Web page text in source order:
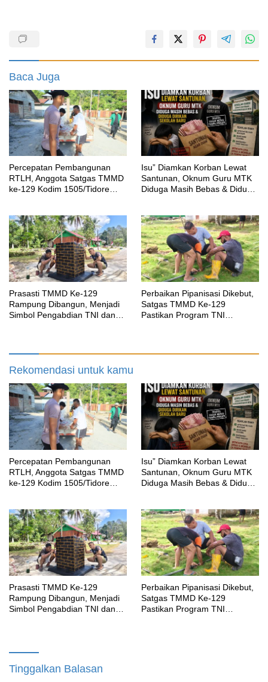
Baca Juga
Percepatan Pembangunan
RTLH, Anggota Satgas TMMD
ke-129 Kodim 1505/Tidore
‎Isu” Diamkan Korban Lewat
Santunan, Oknum Guru MTK
Diduga Masih Bebas & Diduga
Prasasti TMMD Ke-129
Rampung Dibangun, Menjadi
Simbol Pengabdian TNI dan
Perbaikan Pipanisasi Dikebut,
Satgas TMMD Ke-129
Pastikan Program TNI
Rekomendasi untuk kamu
Percepatan Pembangunan
RTLH, Anggota Satgas TMMD
ke-129 Kodim 1505/Tidore
‎Isu” Diamkan Korban Lewat
Santunan, Oknum Guru MTK
Diduga Masih Bebas & Diduga
Prasasti TMMD Ke-129
Rampung Dibangun, Menjadi
Simbol Pengabdian TNI dan
Perbaikan Pipanisasi Dikebut,
Satgas TMMD Ke-129
Pastikan Program TNI
Tinggalkan Balasan